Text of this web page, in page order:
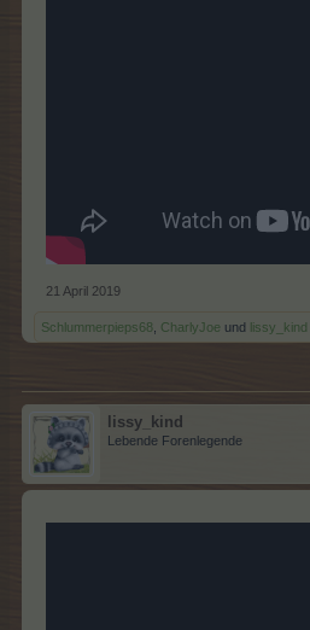
21 April 2019
Schlummerpieps68 CharlyJoe und lissy_kind
lissy_kind
Lebende Forenlegende